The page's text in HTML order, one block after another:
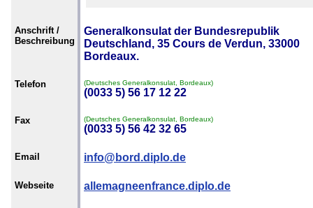
Anschrift /
Beschreibung
Generalkonsulat der Bundesrepublik
Deutschland, 35 Cours de Verdun, 33000
Bordeaux.
Telefon (Deutsches Generalkonsulat, Bordeaux)
(0033 5) 56 17 12 22
Fax (Deutsches Generalkonsulat, Bordeaux)
(0033 5) 56 42 32 65
Email info@bord.diplo.de
Webseite allemagneenfrance.diplo.de